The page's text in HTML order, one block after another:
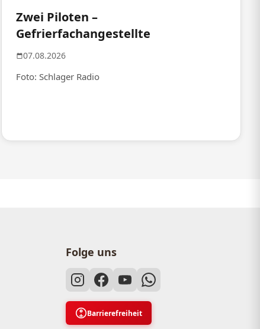
Zwei Piloten –
Gefrierfachangestellte
07.08.2026
Foto: Schlager Radio
Folge uns
Barrierefreiheit